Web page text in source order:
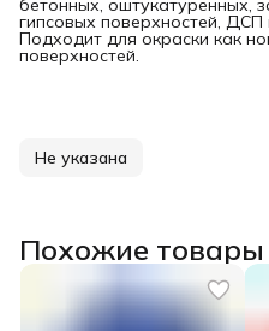
бетонных, оштукатуренных,
гипсовых поверхностей,
Подходит для окраски как
поверхностей.
Не указана
Похожие товары